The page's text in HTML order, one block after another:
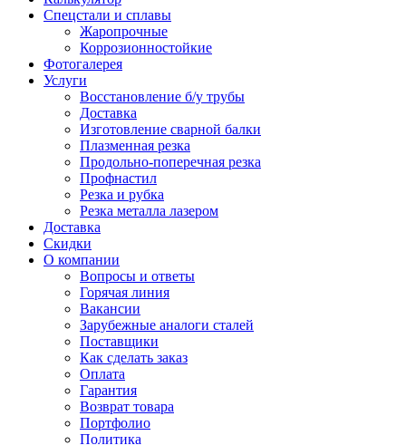
Спецстали и сплавы
Жаропрочные
Коррозионностойкие
Фотогалерея
Услуги
Восстановление б/у трубы
Доставка
Изготовление сварной балки
Плазменная резка
Продольно-поперечная резка
Профнастил
Резка и рубка
Резка металла лазером
Доставка
Скидки
О компании
Вопросы и ответы
Горячая линия
Вакансии
Зарубежные аналоги сталей
Поставщики
Как сделать заказ
Оплата
Гарантия
Возврат товара
Портфолио
Политика